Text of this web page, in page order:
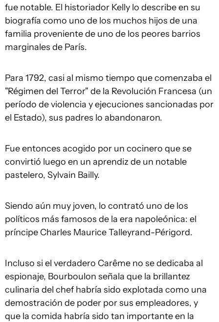
fue notable. El historiador Kelly lo describe en su
biografía como uno de los muchos hijos de una
familia proveniente de uno de los peores barrios
marginales de París.
Para 1792, casi al mismo tiempo que comenzaba el
"Régimen del Terror" de la Revolución Francesa (un
período de violencia y ejecuciones sancionadas por
el Estado), sus padres lo abandonaron.
Fue entonces acogido por un cocinero que se
convirtió luego en un aprendiz de un notable
pastelero, Sylvain Bailly.
Siendo aún muy joven, lo contrató uno de los
políticos más famosos de la era napoleónica: el
príncipe Charles Maurice Talleyrand-Périgord.
Incluso si el verdadero Carême no se dedicaba al
espionaje, Bourboulon señala que la brillantez
culinaria del chef habría sido explotada como una
demostración de poder por sus empleadores, y
que la comida habría sido tan importante en la